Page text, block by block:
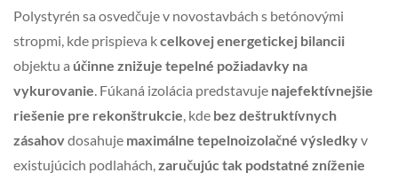
Polystyrén sa osvedčuje v novostavbách s betónovými
stropmi, kde prispieva kcelkovej energetickej bilancii
objektu a účinne znižuje tepelné požiadavky na
vykurovanie. Fúkaná izolácia predstavuje najefektívnejšie
riešenie pre rekonštrukcie, kde bez deštruktívnych
zásahovdosahuje maximálne tepelnoizolačné výsledkyv
existujúcich podlahách,zaručujúc tak podstatné zníženie